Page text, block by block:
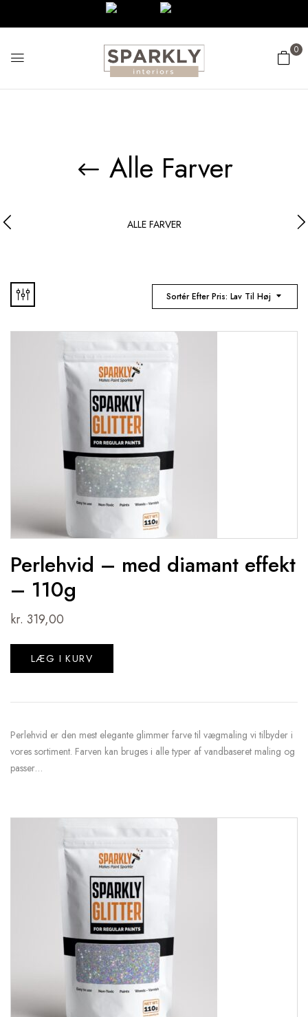
0
Alle Farver
ALLE FARVER
Sortér Efter Pris: Lav Til Høj
Perlehvid – med diamant effekt
– 110g
kr. 319,00
LÆG I KURV
Perlehvid er den mest elegante glimmer farve til vægmaling vi tilbyder i
vores sortiment. Farven kan bruges i alle typer af vandbaseret maling og
passer…